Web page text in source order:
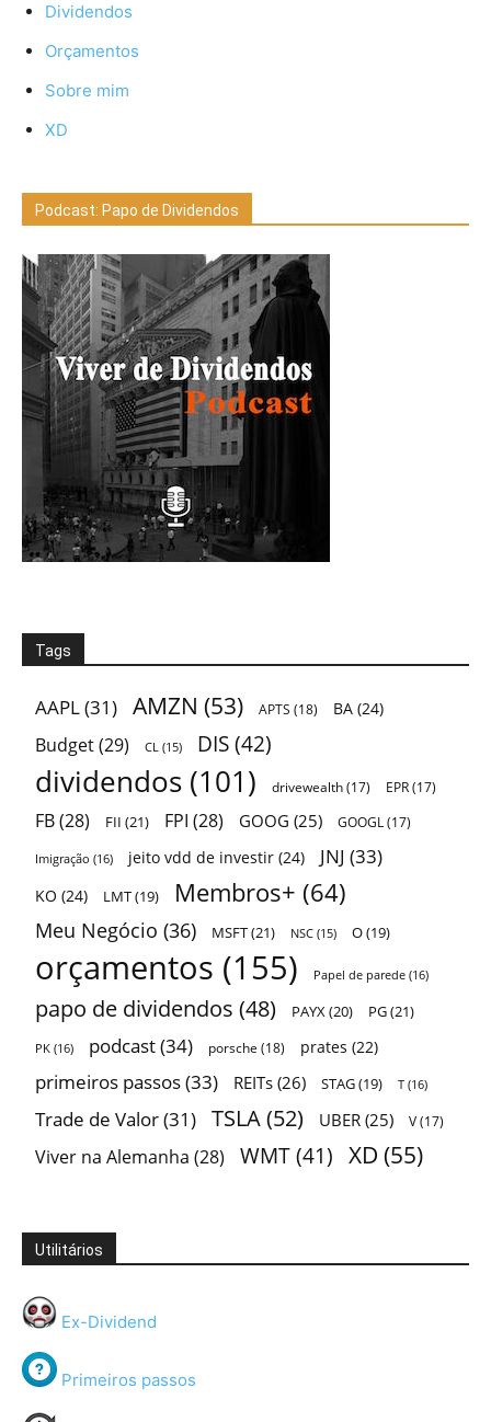
Dividendos
Orçamentos
Sobre mim
XD
Podcast: Papo de Dividendos
Tags
AAPL(31) AMZN (53) APTS (18) BA (24)
Budget(29) CL (15) DIS (42)
dividendos (101) drivewealth(17) EPR(17)
FB(28) FII (21) FPI (28) GOOG (25) GOOGL(17)
Imigração (16) jeito vdd de investir (24) JNJ (33)
KO (24) LMT(19) Membros+ (64)
Meu Negócio (36) MSFT(21) NSC (15) O(19)
orçamentos (155) Papel de parede (16)
papo de dividendos (48) PAYX(20) PG(21)
PK (16) podcast(34) porsche (18) prates (22)
primeiros passos(33) REITs (26) STAG(19) T (16)
Trade de Valor(31) TSLA(52) UBER (25) V(17)
Viver na Alemanha (28) WMT (41) XD (55)
Utilitários
Ex-Dividend
Primeiros passos